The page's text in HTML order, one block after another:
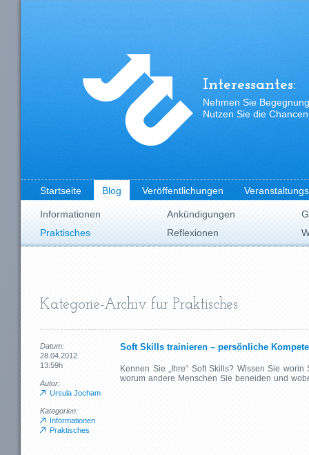
Interessantes:
Nehmen Sie
Nutzen Sie die
Startseite Blog
Informationen Ankündigungen
Praktisches
Reflexionen
Veröffentlichungen
Kategorie-Archiv für Praktisches
Datum:
28.04.2012
13:59h
Autor:
Ursula Jocham
Kategorien:
Informationen
Praktisches
Soft Skills trainieren – persönliche
Kennen Sie „Ihre“ Soft Skills? Wissen Sie
worum andere Menschen Sie beneiden und